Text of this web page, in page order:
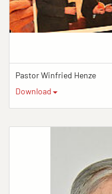
Pastor Winfried Henze
Download